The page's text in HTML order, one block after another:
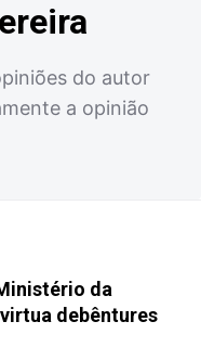
do autor
a opinião
da
debêntures